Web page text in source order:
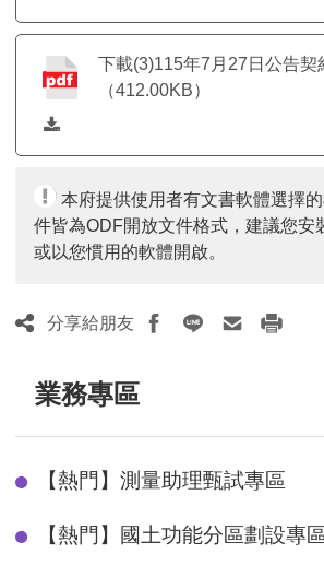
業務專區
【熱門】測量助理甄試專區
【熱門】國土功能分區劃設專區
下載(3)115年7月27日公告契
（412.00KB）
本府提供使用者有文書軟體選擇
件皆為ODF開放文件格式，建議您安
或以您慣用的軟體開啟。
分享給朋友